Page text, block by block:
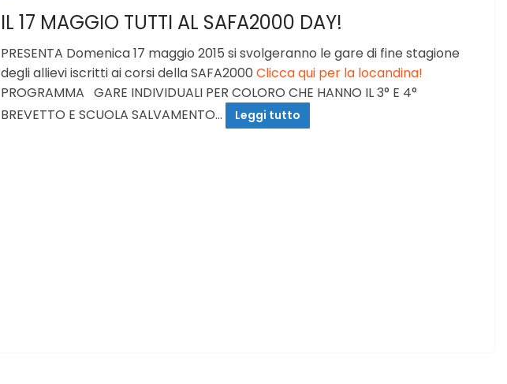
IL 17 MAGGIO TUTTI AL SAFA2000 DAY!
PRESENTA Domenica 17 maggio 2015 si svolgeranno le gare di fine stagione
degli allievi iscritti ai corsi della SAFA2000 Clicca qui per la locandina!
PROGRAMMA GARE INDIVIDUALI PER COLORO CHE HANNO IL 3° E 4°
BREVETTO E SCUOLA SALVAMENTO…
Leggi tutto